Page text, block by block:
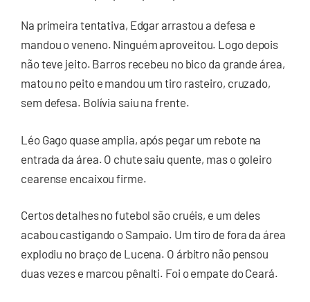
Na primeira tentativa, Edgar arrastou a defesa e
mandou o veneno. Ninguém aproveitou. Logo depois
não teve jeito. Barros recebeu no bico da grande área,
matou no peito e mandou um tiro rasteiro, cruzado,
sem defesa. Bolívia saiu na frente.
Léo Gago quase amplia, após pegar um rebote na
entrada da área. O chute saiu quente, mas o goleiro
cearense encaixou firme.
Certos detalhes no futebol são cruéis, e um deles
acabou castigando o Sampaio. Um tiro de fora da área
explodiu no braço de Lucena. O árbitro não pensou
duas vezes e marcou pênalti. Foi o empate do Ceará.